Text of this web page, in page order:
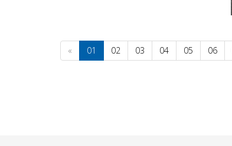
« 01 02 03 04 05 06